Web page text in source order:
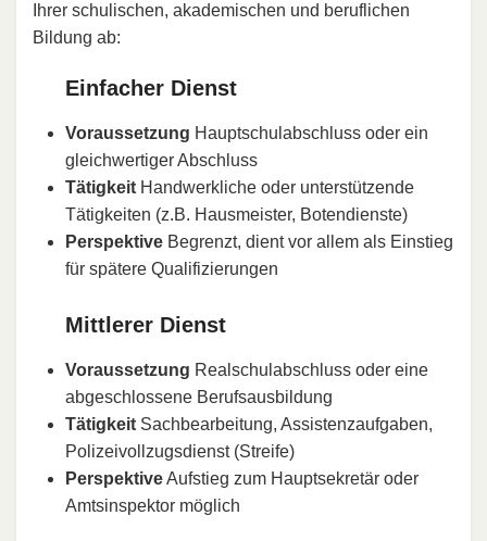
Ihrer schulischen, akademischen und beruflichen
Bildung ab:
Einfacher Dienst
Voraussetzung Hauptschulabschluss oder ein
gleichwertiger Abschluss
Tätigkeit Handwerkliche oder unterstützende
Tätigkeiten (z.B. Hausmeister, Botendienste)
Perspektive Begrenzt, dient vor allem als Einstieg
für spätere Qualifizierungen
Mittlerer Dienst
Voraussetzung Realschulabschluss oder eine
abgeschlossene Berufsausbildung
Tätigkeit Sachbearbeitung, Assistenzaufgaben,
Polizeivollzugsdienst (Streife)
PerspektiveAufstieg zum Hauptsekretär oder
Amtsinspektor möglich